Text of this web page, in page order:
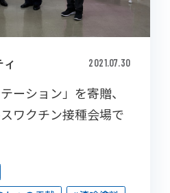
2021.07.30
ーション」を寄贈、
ワクチン接種会場で